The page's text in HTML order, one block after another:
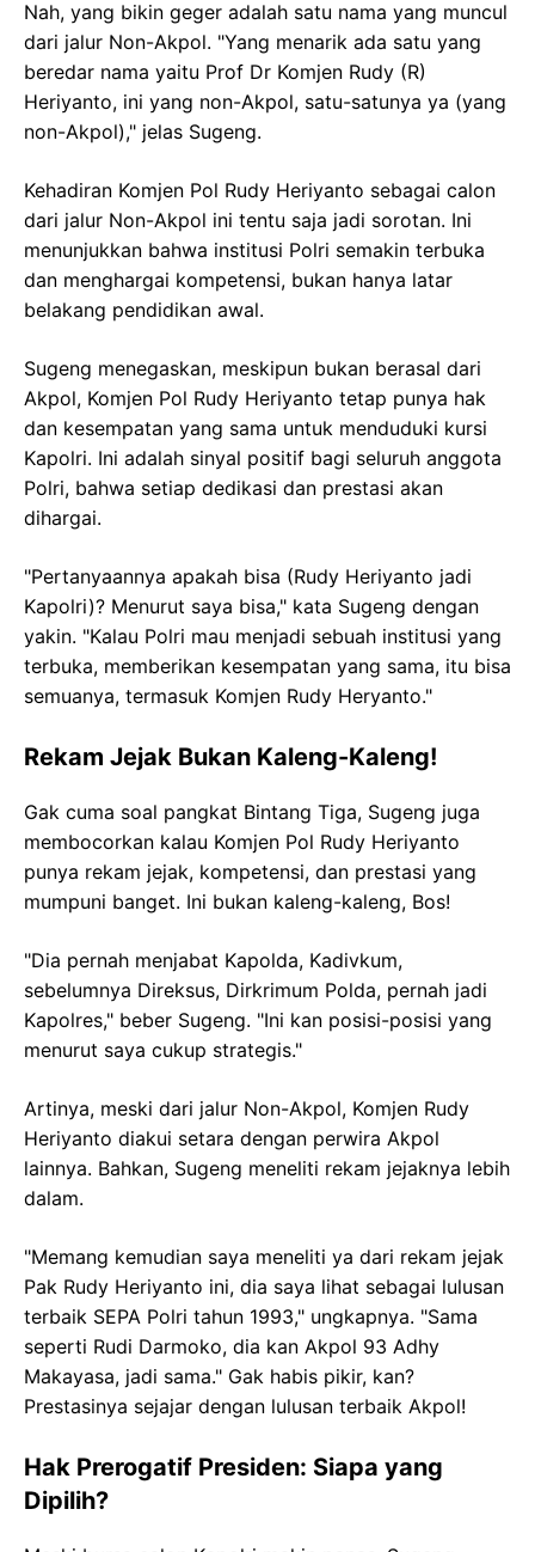
Nah, yang bikin geger adalah satu nama yang muncul
dari jalur Non-Akpol. "Yang menarik ada satu yang
beredar nama yaitu Prof Dr Komjen Rudy (R)
Heriyanto, ini yang non-Akpol, satu-satunya ya (yang
non-Akpol)," jelas Sugeng.
Kehadiran Komjen Pol Rudy Heriyanto sebagai calon
dari jalur Non-Akpol ini tentu saja jadi sorotan. Ini
menunjukkan bahwa institusi Polri semakin terbuka
dan menghargai kompetensi, bukan hanya latar
belakang pendidikan awal.
Sugeng menegaskan, meskipun bukan berasal dari
Akpol, Komjen Pol Rudy Heriyanto tetap punya hak
dan kesempatan yang sama untuk menduduki kursi
Kapolri. Ini adalah sinyal positif bagi seluruh anggota
Polri, bahwa setiap dedikasi dan prestasi akan
dihargai.
"Pertanyaannya apakah bisa (Rudy Heriyanto jadi
Kapolri)? Menurut saya bisa," kata Sugeng dengan
yakin. "Kalau Polri mau menjadi sebuah institusi yang
terbuka, memberikan kesempatan yang sama, itu bisa
semuanya, termasuk Komjen Rudy Heryanto."
Rekam Jejak Bukan Kaleng-Kaleng!
Gak cuma soal pangkat Bintang Tiga, Sugeng juga
membocorkan kalau Komjen Pol Rudy Heriyanto
punya rekam jejak, kompetensi, dan prestasi yang
mumpuni banget. Ini bukan kaleng-kaleng, Bos!
"Dia pernah menjabat Kapolda, Kadivkum,
sebelumnya Direksus, Dirkrimum Polda, pernah jadi
Kapolres," beber Sugeng. "Ini kan posisi-posisi yang
menurut saya cukup strategis."
Artinya, meski dari jalur Non-Akpol, Komjen Rudy
Heriyanto diakui setara dengan perwira Akpol
lainnya. Bahkan, Sugeng meneliti rekam jejaknya lebih
dalam.
"Memang kemudian saya meneliti ya dari rekam jejak
Pak Rudy Heriyanto ini, dia saya lihat sebagai lulusan
terbaik SEPA Polri tahun 1993," ungkapnya. "Sama
seperti Rudi Darmoko, dia kan Akpol 93 Adhy
Makayasa, jadi sama." Gak habis pikir, kan?
Prestasinya sejajar dengan lulusan terbaik Akpol!
Hak Prerogatif Presiden: Siapa yang
Dipilih?